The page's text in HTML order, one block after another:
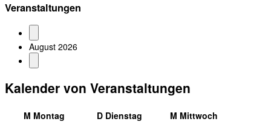
Veranstaltungen
August 2026
Kalender von Veranstaltungen
M Montag D Dienstag M Mittwoch